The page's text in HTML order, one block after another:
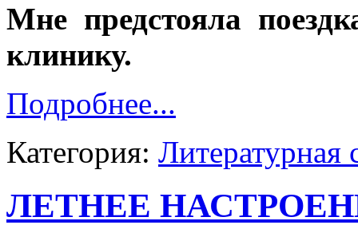
Мне предстояла
клинику.
Подробнее...
Категория: Литературная
ЛЕТНЕЕ